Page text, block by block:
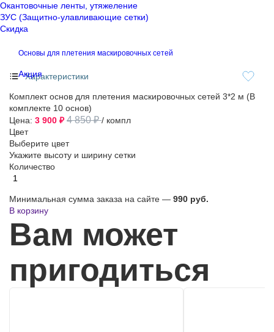
Окантовочные ленты, утяжеление
ЗУС (Защитно-улавливающие сетки)
Скидка
Основы для плетения маскировочных сетей
Акция
Характеристики
Комплект основ для плетения маскировочных сетей 3*2 м (В
комплекте 10 основ)
Цена: 3 900 ₽4 850 ₽/ компл
Цвет
Выберите цвет
Укажите высоту и ширину сетки
Количество
Минимальная сумма заказа на сайте — 990 руб.
В корзину
Вам может
пригодиться